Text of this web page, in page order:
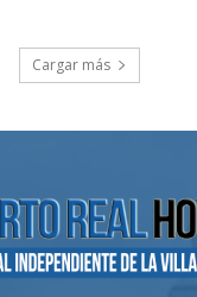
Cargar más